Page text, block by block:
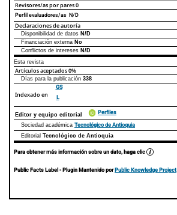
Revisores/as por pares0
Perfil evaluadores/as N/D
Declaraciones de autoría
Declaraciones de autoríaEste artículo
Disponibilidad de datos N/D
Financiación externa No
Conflictos de intereses N/D
Esta revista
Artículos aceptados0%
Días para la publicación 338
Indexado en
GS
L
Editor y equipo editorial Perfiles
Sociedad académica Tecnológico de Antioquia
Editorial Tecnológico de Antioquia
Para obtener más información sobre un dato, haga clic
Public Facts Label- Plugin Mantenido porPublic Knowledge Project